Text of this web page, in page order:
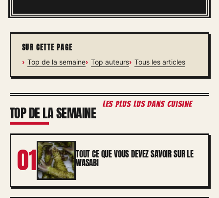
SUR CETTE PAGE
Top de la semaine Top auteurs Tous les articles
TOP DE LA SEMAINE les plus lus dans Cuisine
01 TOUT CE QUE VOUS DEVEZ SAVOIR SUR LE
WASABI